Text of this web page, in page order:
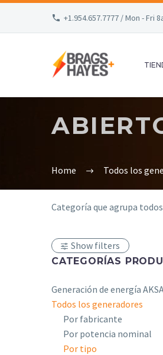
+1.954.657.7777 / Mon - Fri
Home Todos los
Categoría que agrupa
Show filters
CATEGORÍAS
Generación de energía
Todos los generadores
Por fabricante
Por potencia nominal
Por tipo